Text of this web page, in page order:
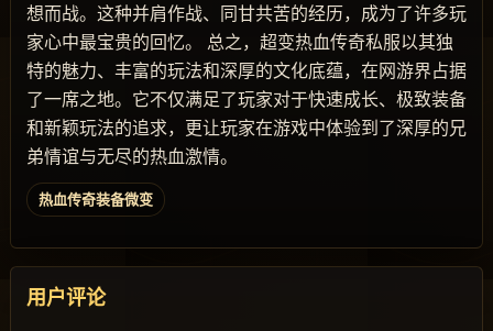
想而战。这种并肩作战、同甘共苦的经历，成为了许多玩
家心中最宝贵的回忆。 总之，超变热血传奇私服以其独
特的魅力、丰富的玩法和深厚的文化底蕴，在网游界占据
了一席之地。它不仅满足了玩家对于快速成长、极致装备
和新颖玩法的追求，更让玩家在游戏中体验到了深厚的兄
弟情谊与无尽的热血激情。
热血传奇装备微变
用户评论